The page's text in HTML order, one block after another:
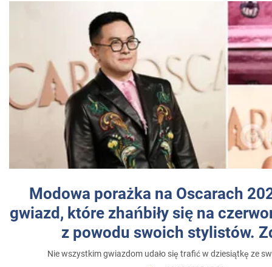
Modowa porażka na Oscarach
gwiazd, które zhańbiły się na
z powodu swoich stylistów.
Nie wszystkim gwiazdom udało się trafić w dziesiątkę ze